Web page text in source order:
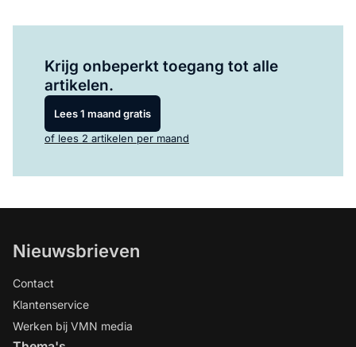
Krijg onbeperkt toegang tot alle
artikelen.
Lees 1 maand gratis
of lees 2 artikelen per maand
Nieuwsbrieven
Contact
Klantenservice
Werken bij VMN media